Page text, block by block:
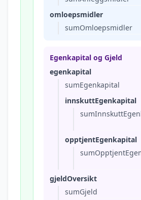
omloepsmidler
sumOmloepsmidler
Egenkapital og Gjeld
egenkapital
sumEgenkapital
innskuttEgenkapital
opptjentEgenkapital
gjeldOversikt
sumGjeld